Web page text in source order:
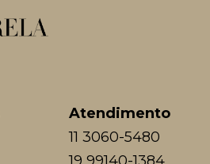
Atendimento
11 3060-5480